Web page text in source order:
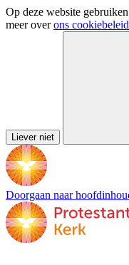
Op deze website
meer overons cookiebeleid
Liever niet
Doorgaan naar